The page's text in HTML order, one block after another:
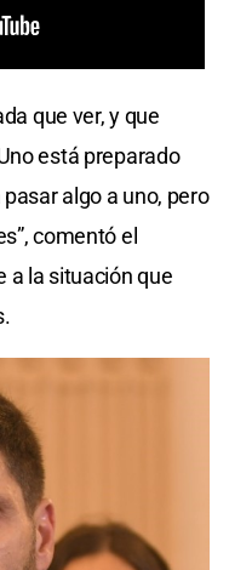
que ver, y que
está preparado
algo a uno, pero
comentó el
a la situación que